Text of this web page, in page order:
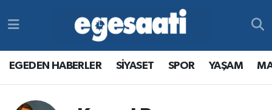
EGEDEN HABERLER SİYASET SPOR YAŞAM
Yazarlar
YAŞAM
SPOR
Süper Lig Puan Durumu ve Fikstür